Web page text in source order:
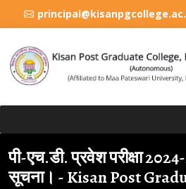
पी-एच.डी. प्रवेश परीक्षा
सूचना। - Kisan Post